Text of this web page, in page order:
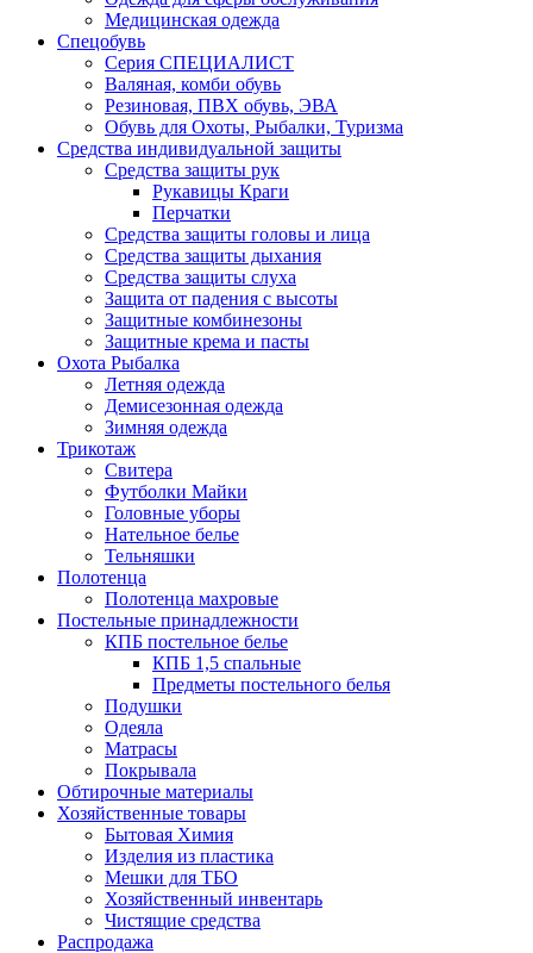
Медицинская одежда
Спецобувь
Серия СПЕЦИАЛИСТ
Валяная, комби обувь
Резиновая, ПВХ обувь, ЭВА
Обувь для Охоты, Рыбалки, Туризма
Средства индивидуальной защиты
Средства защиты рук
Рукавицы Краги
Перчатки
Средства защиты головы и лица
Средства защиты дыхания
Средства защиты слуха
Защита от падения с высоты
Защитные комбинезоны
Защитные крема и пасты
Охота Рыбалка
Летняя одежда
Демисезонная одежда
Зимняя одежда
Трикотаж
Свитера
Футболки Майки
Головные уборы
Нательное белье
Тельняшки
Полотенца
Полотенца махровые
Постельные принадлежности
КПБ постельное белье
КПБ 1,5 спальные
Предметы постельного белья
Подушки
Одеяла
Матрасы
Покрывала
Обтирочные материалы
Хозяйственные товары
Бытовая Химия
Изделия из пластика
Мешки для ТБО
Хозяйственный инвентарь
Чистящие средства
Распродажа